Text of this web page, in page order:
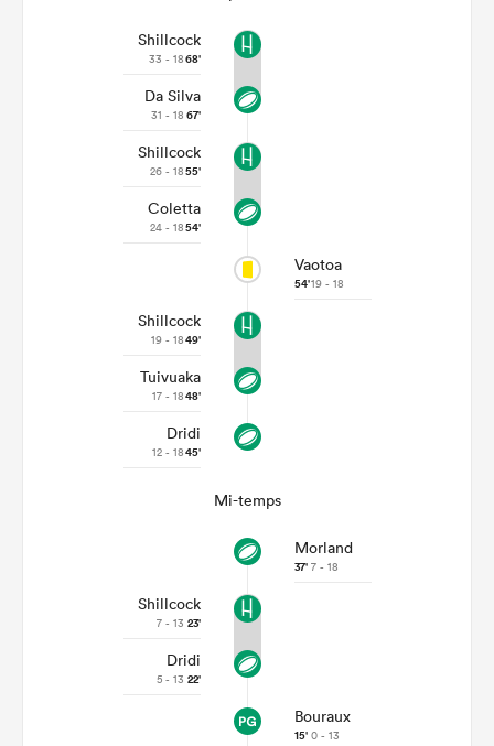
Shillcock
33 - 1868'
Da Silva
31 - 18 67'
Shillcock
26 - 1855'
Coletta
24 - 1854'
Vaotoa
54'19 - 18
Shillcock
19 - 1849'
Tuivuaka
17 - 1848'
Dridi
12 - 1845'
Mi-temps
Morland
37' 7 - 18
Shillcock
7 - 13 23'
Dridi
5 - 13 22'
Bouraux
15' 0 - 13